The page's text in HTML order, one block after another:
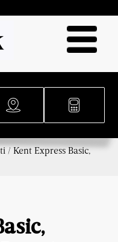
/ Kent Express Basic,